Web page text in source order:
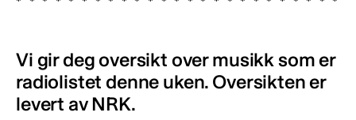
Vi gir deg oversikt over musikk som er
radiolistet denne uken. Oversikten er
levert av NRK.